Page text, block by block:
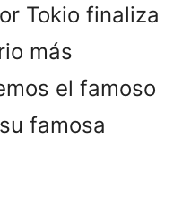
Tokio finaliza
más
el famoso
famosa